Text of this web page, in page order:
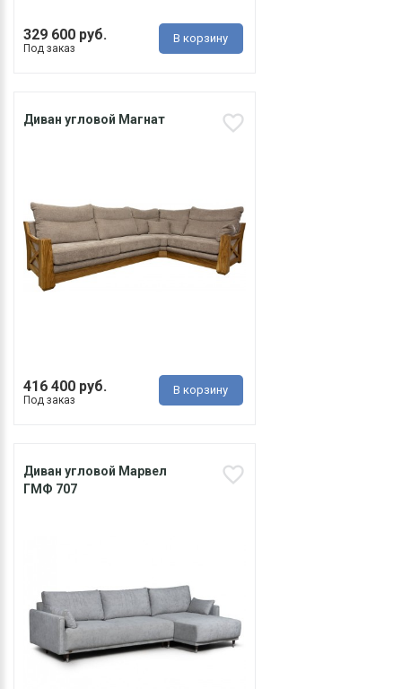
329 600 руб.
Под заказ
В корзину
Диван угловой Магнат
416 400 руб.
Под заказ
В корзину
Диван угловой Марвел
ГМФ 707